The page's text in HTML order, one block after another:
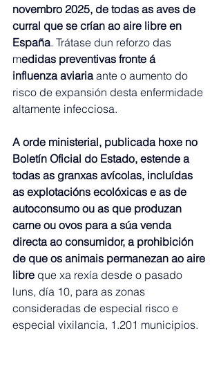
novembro 2025, de todas as aves de
curral que se crían ao aire libre en
España. Trátase dun reforzo das
medidas preventivas fronte á
influenza aviaria ante o aumento do
risco de expansión desta enfermidade
altamente infecciosa.
A orde ministerial, publicada hoxe no
Boletín Oficial do Estado, estende a
todas as granxas avícolas, incluídas
as explotacións ecolóxicas e as de
autoconsumo ou as que produzan
carne ou ovos para a súa venda
directa ao consumidor, a prohibición
de que os animais permanezan ao aire
libre que xa rexía desde o pasado
luns, día 10, para as zonas
consideradas de especial risco e
especial vixilancia, 1.201 municipios.